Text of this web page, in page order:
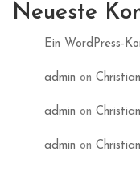
Neueste
Ein WordPress-
admin on
admin on
admin on